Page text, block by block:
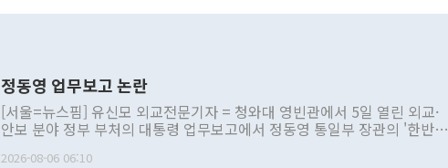
정동영 업무보고 논란
[서울=뉴스핌] 유신모 외교전문기자 = 청와대 영빈관에서 5일 열린 외교·
안보 분야 정부 부처의 대통령 업무보고에서 정동영 통일부 장관의 '한반도
2026-08-06 06:10